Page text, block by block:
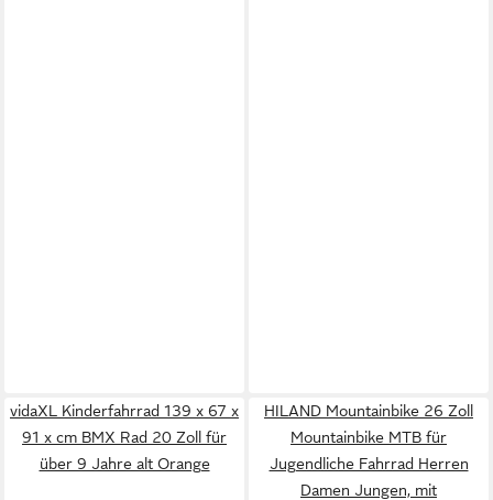
vidaXL Kinderfahrrad 139 x 67 x
91 x cm BMX Rad 20 Zoll für
über 9 Jahre alt Orange
HILAND Mountainbike 26 Zoll
Mountainbike MTB für
Jugendliche Fahrrad Herren
Damen Jungen, mit